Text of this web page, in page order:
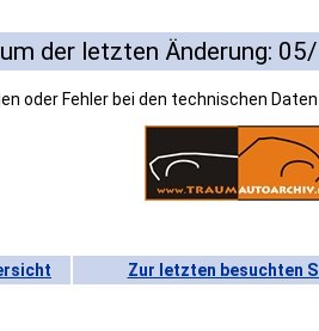
der letzten Änderung:
oder Fehler bei den technischen
Zur letzten besuchten